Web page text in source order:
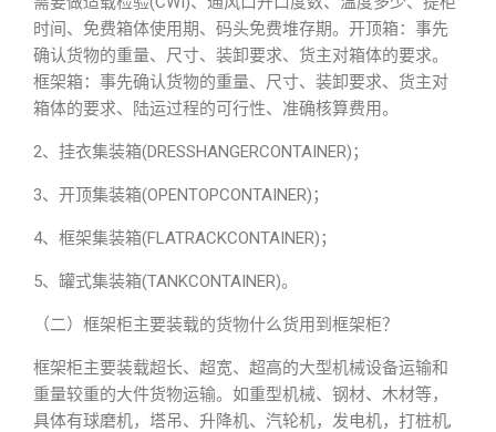
时间、免费箱体使用期、码头免费堆存期。开顶箱：事先
确认货物的重量、尺寸、装卸要求、货主对箱体的要求。
框架箱：事先确认货物的重量、尺寸、装卸要求、货主对
箱体的要求、陆运过程的可行性、准确核算费用。
2、挂衣集装箱(DRESSHANGERCONTAINER)；
3、开顶集装箱(OPENTOPCONTAINER)；
4、框架集装箱(FLATRACKCONTAINER)；
5、罐式集装箱(TANKCONTAINER)。
（二）框架柜主要装载的货物什么货用到框架柜？
框架柜主要装载超长、超宽、超高的大型机械设备运输和
重量较重的大件货物运输。如重型机械、钢材、木材等，
具体有球磨机，塔吊、升降机、汽轮机，发电机，打桩机,